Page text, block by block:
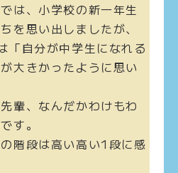
は、小学校の新一年生
を思い出しましたが、
「自分が中学生になれる
大きかったように思い
輩、なんだかわけもわ
す。
階段は高い高い1段に感